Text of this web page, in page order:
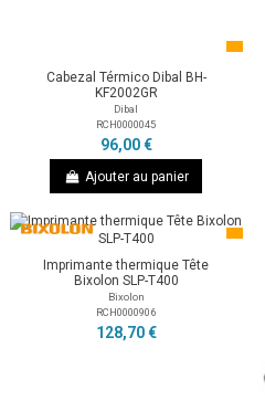
Cabezal Térmico Dibal BH-
KF2002GR
Dibal
RCH0000045
96,00 €
Ajouter au panier
Imprimante thermique Tête
Bixolon SLP-T400
Bixolon
RCH0000906
128,70 €